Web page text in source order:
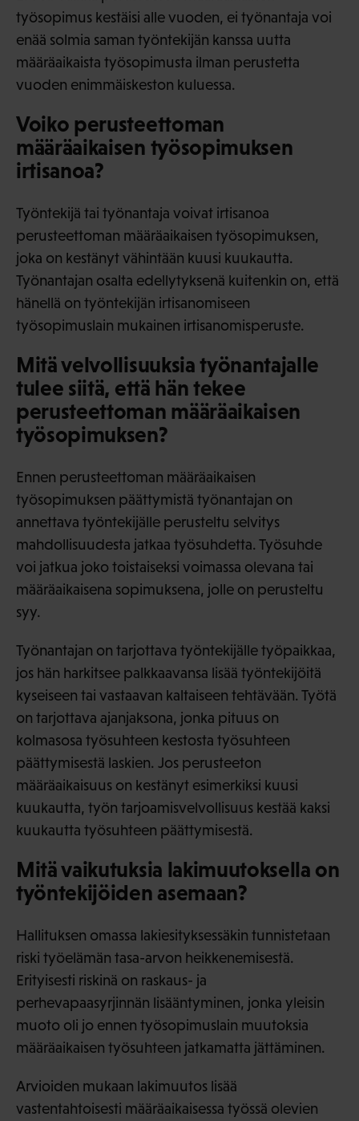
työsopimus kestäisi alle vuoden, ei työnantaja voi
enää solmia saman työntekijän kanssa uutta
määräaikaista työsopimusta ilman perustetta
vuoden enimmäiskeston kuluessa.
Voiko perusteettoman
määräaikaisen työsopimuksen
irtisanoa?
Työntekijä tai työnantaja voivat irtisanoa
perusteettoman määräaikaisen työsopimuksen,
joka on kestänyt vähintään kuusi kuukautta.
Työnantajan osalta edellytyksenä kuitenkin on, että
hänellä on työntekijän irtisanomiseen
työsopimuslain mukainen irtisanomisperuste.
Mitä velvollisuuksia työnantajalle
tulee siitä, että hän tekee
perusteettoman määräaikaisen
työsopimuksen?
Ennen perusteettoman määräaikaisen
työsopimuksen päättymistä työnantajan on
annettava työntekijälle perusteltu selvitys
mahdollisuudesta jatkaa työsuhdetta. Työsuhde
voi jatkua joko toistaiseksi voimassa olevana tai
määräaikaisena sopimuksena, jolle on perusteltu
syy.
Työnantajan on tarjottava työntekijälle työpaikkaa,
jos hän harkitsee palkkaavansa lisää työntekijöitä
kyseiseen tai vastaavan kaltaiseen tehtävään. Työtä
on tarjottava ajanjaksona, jonka pituus on
kolmasosa työsuhteen kestosta työsuhteen
päättymisestä laskien. Jos perusteeton
määräaikaisuus on kestänyt esimerkiksi kuusi
kuukautta, työn tarjoamisvelvollisuus kestää kaksi
kuukautta työsuhteen päättymisestä.
Mitä vaikutuksia lakimuutoksella on
työntekijöiden asemaan?
Hallituksen omassa lakiesityksessäkin tunnistetaan
riski työelämän tasa-arvon heikkenemisestä.
Erityisesti riskinä on raskaus- ja
perhevapaasyrjinnän lisääntyminen, jonka yleisin
muoto oli jo ennen työsopimuslain muutoksia
määräaikaisen työsuhteen jatkamatta jättäminen.
Arvioiden mukaan lakimuutos lisää
vastentahtoisesti määräaikaisessa työssä olevien